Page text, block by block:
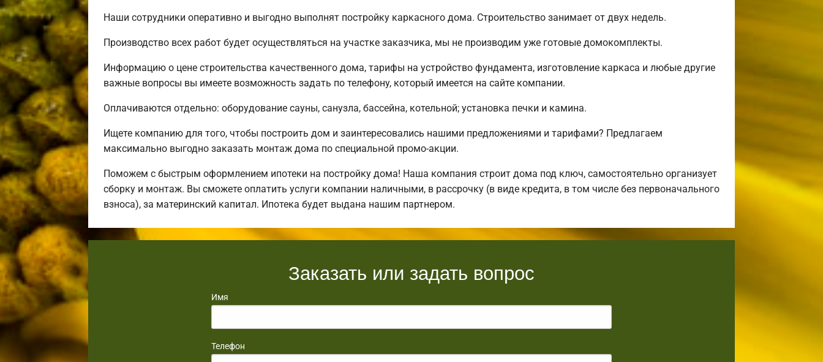
Наши сотрудники оперативно и выгодно выполнят постройку каркасного дома. Строительство занимает от двух недель.
Производство всех работ будет осуществляться на участке заказчика, мы не производим уже готовые домокомплекты.
Информацию о цене строительства качественного дома, тарифы на устройство фундамента, изготовление каркаса и любые другие
важные вопросы вы имеете возможность задать по телефону, который имеется на сайте компании.
Оплачиваются отдельно: оборудование сауны, санузла, бассейна, котельной; установка печки и камина.
Ищете компанию для того, чтобы построить дом и заинтересовались нашими предложениями и тарифами? Предлагаем
максимально выгодно заказать монтаж дома по специальной промо-акции.
Поможем с быстрым оформлением ипотеки на постройку дома! Наша компания строит дома под ключ, самостоятельно организует
сборку и монтаж. Вы сможете оплатить услуги компании наличными, в рассрочку (в виде кредита, в том числе без первоначального
взноса), за материнский капитал. Ипотека будет выдана нашим партнером.
Заказать или задать вопрос
Имя
Телефон